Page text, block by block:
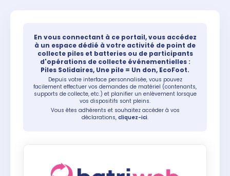
En vous connectant à ce portail, vous accédez
à un espace dédié à votre activité de point de
collecte piles et batteries ou de participants
d'opérations de collecte événementielles :
Piles Solidaires, Une pile = Un don, EcoFoot.
Depuis votre interface personnalisée, vous pouvez
facilement effectuer vos demandes de matériel (contenants,
supports de collecte, etc.) et planifier un enlèvement lorsque
vos dispositifs sont pleins.
Vous êtes adhérents et souhaitez accéder à vos
déclarations, cliquez-ici.